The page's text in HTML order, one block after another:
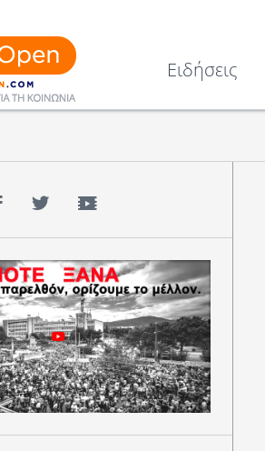
Ειδήσεις
Facebook
TwitterYouTube